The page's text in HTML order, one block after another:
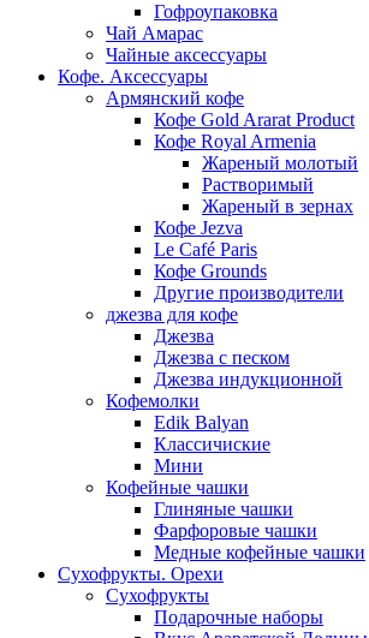
Гофроупаковка
Чай Амарас
Чайные аксессуары
Кофе. Аксессуары
Армянский кофе
Кофе Gold Ararat Product
Кофе Royal Armenia
Жареный молотый
Растворимый
Жареный в зернах
Кофе Jezva
Le Café Paris
Кофе Grounds
Другие производители
джезва для кофе
Джезва
Джезва с песком
Джезва индукционной
Кофемолки
Edik Balyan
Классичиские
Мини
Кофейные чашки
Глиняные чашки
Фарфоровые чашки
Медные кофейные чашки
Сухофрукты. Орехи
Сухофрукты
Подарочные наборы